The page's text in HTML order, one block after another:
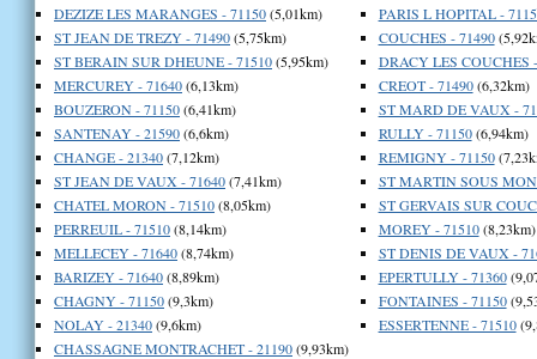
DEZIZE LES MARANGES - 71150(5,01km)
ST JEAN DE TREZY - 71490(5,75km)
ST BERAIN SUR DHEUNE - 71510(5,95km)
MERCUREY - 71640(6,13km)
BOUZERON - 71150(6,41km)
SANTENAY - 21590(6,6km)
CHANGE - 21340(7,12km)
ST JEAN DE VAUX - 71640(7,41km)
CHATEL MORON - 71510(8,05km)
PERREUIL - 71510(8,14km)
MELLECEY - 71640(8,74km)
BARIZEY - 71640(8,89km)
CHAGNY - 71150(9,3km)
NOLAY - 21340(9,6km)
CHASSAGNE MONTRACHET - 21190(9,93km)
PARIS L HOPITAL -
COUCHES - 71490
DRACY LES COUCHES
CREOT - 71490(6,32km)
ST MARD DE VAUX -
RULLY - 71150(6,94km)
REMIGNY - 71150
ST MARTIN SOUS
ST GERVAIS SUR
MOREY - 71510(8,23km)
ST DENIS DE VAUX -
EPERTULLY - 71360
FONTAINES - 71150
ESSERTENNE - 71510